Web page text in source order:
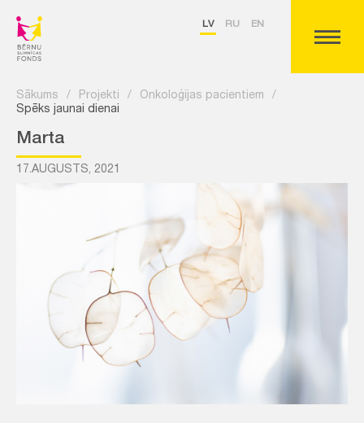
LV RU EN
Sākums / Projekti / Onkoloģijas pacientiem
/
Spēks jaunai dienai
Marta
17.AUGUSTS, 2021